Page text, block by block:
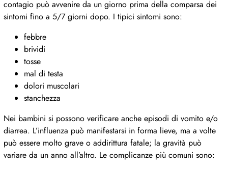
contagio può avvenire da un giorno prima della comparsa dei
sintomi fino a 5/7 giorni dopo. I tipici sintomi sono:
febbre
brividi
tosse
mal di testa
dolori muscolari
stanchezza
Nei bambini si possono verificare anche episodi di vomito e/o
diarrea. L’influenza può manifestarsi in forma lieve, ma a volte
può essere molto grave o addirittura fatale; la gravità può
variare da un anno all’altro. Le complicanze più comuni sono: